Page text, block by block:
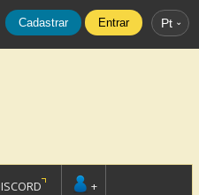
Cadastrar Entrar Pt
+